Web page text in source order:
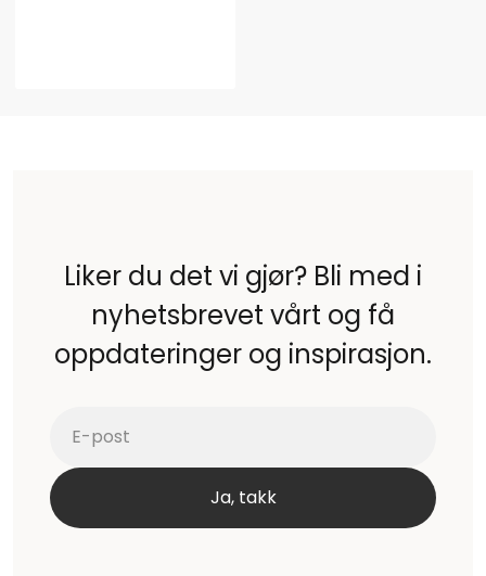
Liker du det vi gjør? Bli med i
nyhetsbrevet vårt og få
oppdateringer og inspirasjon.